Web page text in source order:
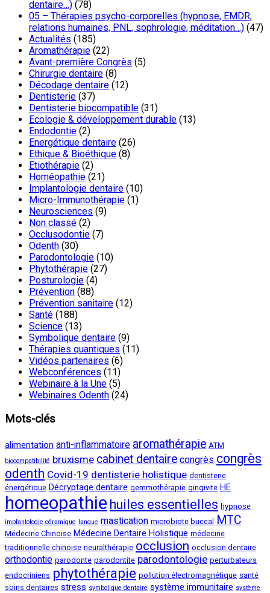
dentaire…) (78)
05 – Thérapies psycho-corporelles (hypnose, EMDR,
relations humaines, PNL, sophrologie, méditation…) (47)
Actualités (185)
Aromathérapie (22)
Avant-première Congrès (5)
Chirurgie dentaire (8)
Décodage dentaire (12)
Dentisterie (37)
Dentisterie biocompatible (31)
Ecologie & développement durable (13)
Endodontie (2)
Energétique dentaire (26)
Ethique & Bioéthique (8)
Etiothérapie (2)
Homéopathie (21)
Implantologie dentaire (10)
Micro-Immunothérapie (1)
Neurosciences (9)
Non classé (2)
Occlusodontie (7)
Odenth (30)
Parodontologie (10)
Phytothérapie (27)
Posturologie (4)
Prévention (88)
Prévention sanitaire (12)
Santé (188)
Science (13)
Symbolique dentaire (9)
Thérapies quantiques (11)
Vidéos partenaires (6)
Webconférences (11)
Webinaire à la Une (5)
Webinaires Odenth (24)
Mots-clés
alimentation anti-inflammatoire aromathérapie ATM
biocompatibilité bruxisme cabinet dentaire congrès congrès
odenth Covid-19 dentisterie holistique dentisterie
énergétique Décryptage dentaire gemmothérapie gingivite HE
homeopathie huiles essentielles hypnose
implantologie céramique langue mastication microbiote buccal MTC
Médecine Chinoise Médecine Dentaire Holistique médecine
traditionnelle chinoise neuralthérapie occlusion occlusion dentaire
orthodontie parodonte parodontite parodontologie perturbateurs
endocriniens phytothérapie pollution électromagnétique santé
soins dentaires stress symbolique dentaire système immunitaire système